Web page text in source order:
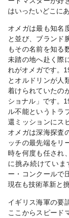
はいったいどこに
オメガは最も知名
と並び、ブランド
もその名前を知る
未踏の地へ赴く際
れがオメガです。
とオルドリンが人
着けられていたの
ショナル」です。
ル不能というトラ
還ミッションにス
オメガは深海探査
ッチの最先端をリ
時を何度も任され
に挑み続けてい
ー・コンクールで
現在も技術革新と
イギリス海軍の要
ここからスピード